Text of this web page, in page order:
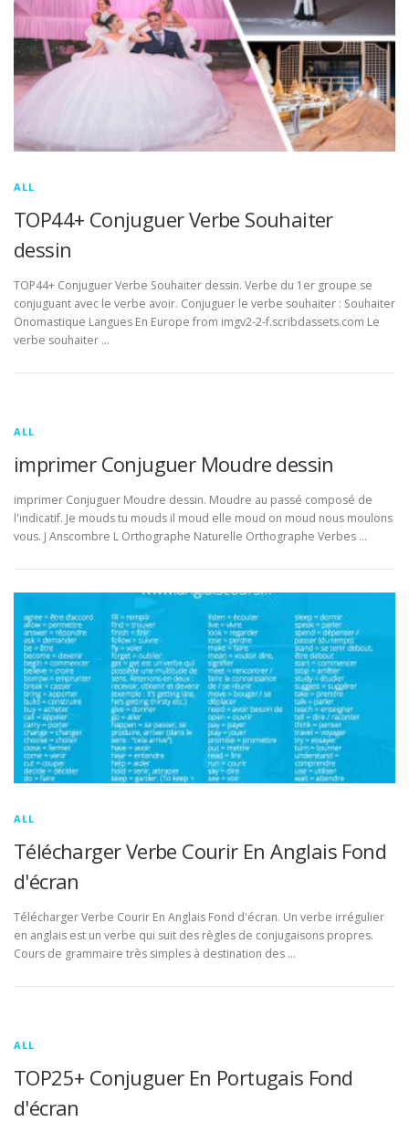
ALL
TOP44+ Conjuguer Verbe Souhaiter
dessin
TOP44+ Conjuguer Verbe Souhaiter dessin. Verbe du 1er groupe se
conjuguant avec le verbe avoir. Conjuguer le verbe souhaiter : Souhaiter
Onomastique Langues En Europe from imgv2-2-f.scribdassets.com Le
verbe souhaiter …
ALL
imprimer Conjuguer Moudre dessin
imprimer Conjuguer Moudre dessin. Moudre au passé composé de
l'indicatif. Je mouds tu mouds il moud elle moud on moud nous moulons
vous. J Anscombre L Orthographe Naturelle Orthographe Verbes …
ALL
Télécharger Verbe Courir En Anglais Fond
d'écran
Télécharger Verbe Courir En Anglais Fond d'écran. Un verbe irrégulier
en anglais est un verbe qui suit des règles de conjugaisons propres.
Cours de grammaire très simples à destination des …
ALL
TOP25+ Conjuguer En Portugais Fond
d'écran